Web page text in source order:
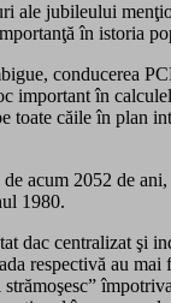
ale jubileului
în istoria
conducerea
important în
căile în plan
acum 2052 de
1980.
dac centralizat şi
respectivă au